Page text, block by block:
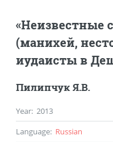
«Неизвестные
(манихей,
иудаисты в
Пилипчук Я.В.
Year: 2013
Language: Russian